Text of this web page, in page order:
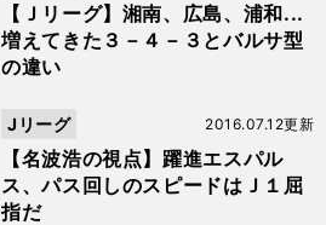
【Ｊリーグ】湘南、広島、浦和...
増えてきた３－４－３とバルサ型
の違い
【名波浩の視点】躍進エスパル
ス、パス回しのスピードはＪ１屈
指だ
2016.07.12更新
Jリーグ